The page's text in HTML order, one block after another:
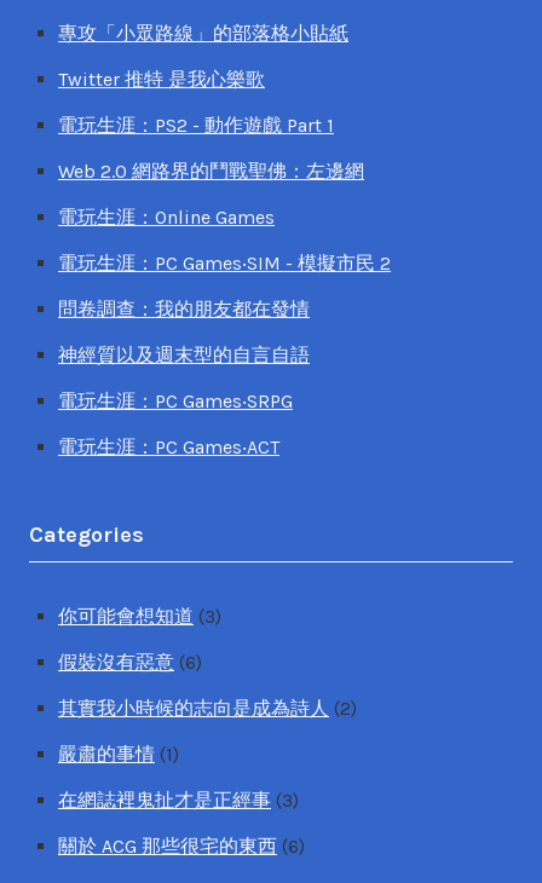
專攻「小眾路線」的部落格小貼紙
Twitter 推特 是我心樂歌
電玩生涯：PS2 - 動作遊戲 Part 1
Web 2.0 網路界的鬥戰聖佛：左邊網
電玩生涯：Online Games
電玩生涯：PC Games‧SIM - 模擬市民 2
問卷調查：我的朋友都在發情
神經質以及週末型的自言自語
電玩生涯：PC Games‧SRPG
電玩生涯：PC Games‧ACT
Categories
你可能會想知道 (3)
假裝沒有惡意 (6)
其實我小時候的志向是成為詩人 (2)
嚴肅的事情 (1)
在網誌裡鬼扯才是正經事 (3)
關於 ACG 那些很宅的東西 (6)